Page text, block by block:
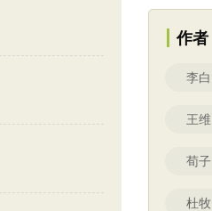
作者
李白
王维
荀子
杜牧